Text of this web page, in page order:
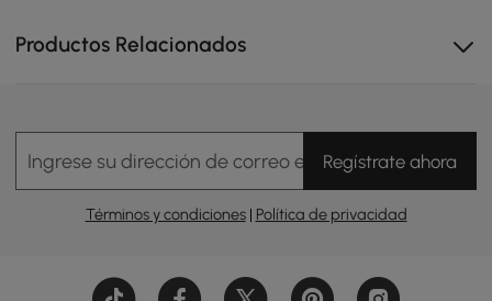
madera natural con detalles en blanco crea un
aspecto de oficina fresco y contemporáneo.
superficies del suelo.
Estación de trabajo versátil: perfecta para la
computación, la escritura o como escritorio ejecutivo
en el hogar o en entornos profesionales.
Productos Relacionados
Ingrese su dirección de correo electrónicoRegístrate ahora
Términos y condiciones| Política de privacidad